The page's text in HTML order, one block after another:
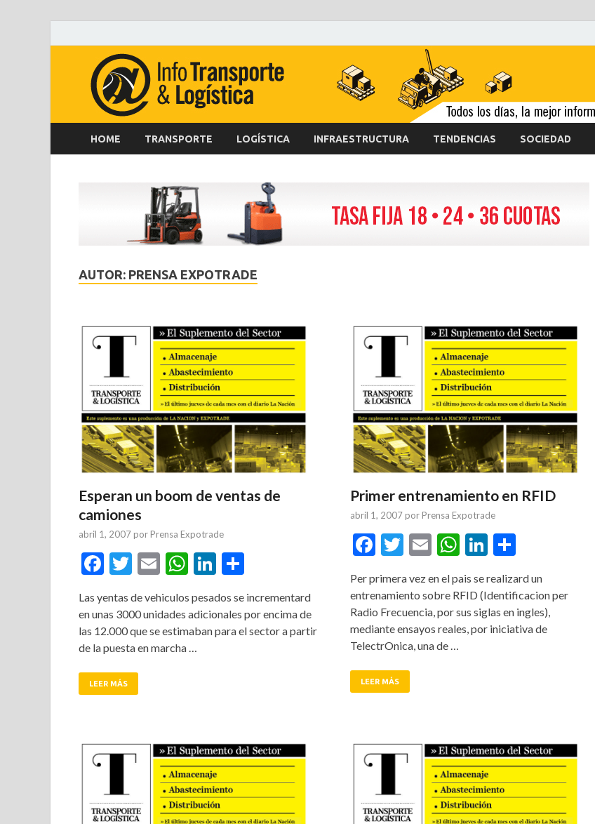
HOME TRANSPORTE LOGÍSTICA INFRAESTRUCTURA TENDENCIAS SOCIEDAD
AUTOR: PRENSA EXPOTRADE
Esperan un boom de ventas de
camiones
abril 1, 2007 por Prensa Expotrade
Facebook
Twitter
EmailWhatsApp
LinkedIn
Las yentas de vehiculos pesados se incrementard
en unas 3000 unidades adicionales por encima de
las 12.000 que se estimaban para el sector a partir
de la puesta en marcha …
LEER MÁS
Primer entrenamiento en RFID
abril 1, 2007 por Prensa Expotrade
Facebook
Twitter
EmailWhatsApp
LinkedIn
Per primera vez en el pais se realizard un
entrenamiento sobre RFID (Identificacion per
Radio Frecuencia, por sus siglas en ingles),
mediante ensayos reales, por iniciativa de
TelectrOnica, una de …
LEER MÁS